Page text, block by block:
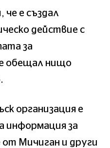
че е създал
действие с
за
обещал нищо
организация е
информация за
Мичиган и други